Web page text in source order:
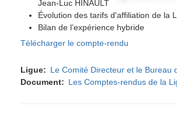
Jean-Luc HINAULT
Évolution des tarifs d'affiliation de la
Bilan de l’expérience hybride
Télécharger le compte-rendu
Ligue
Le Comité Directeur et le Bureau
Document
Les Comptes-rendus de la